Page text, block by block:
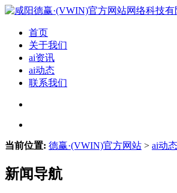
首页
关于我们
ai资讯
ai动态
联系我们
当前位置: 德赢·(VWIN)官方网站 > ai动态
新闻导航